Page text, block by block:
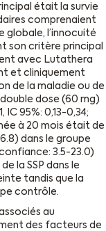
était la survie
comprenaient
globale, l’innocuité
son critère principal
avec Lutathera
et cliniquement
de la maladie ou de
dose (60 mg)
95%: 0,13-0,34;
à 20 mois était de
dans le groupe
3.5-23.0)
la SSP dans le
tandis que la
contrôle.
au
des facteurs de